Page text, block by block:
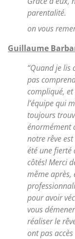
parentalité.
on vous
Guillaume
“Quand je lis
pas
compliqué,
l’équipe qui
toujours
énormément
notre rêve
été une fierté
côtés! Merci
même après,
pour avoir
vous
réaliser le
ont pas accès